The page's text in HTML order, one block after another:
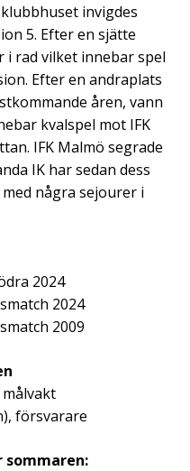
invigdes
5. Efter en sjätte
i rad vilket innebar spel
Efter en andraplats
åren, vann
kvalspel mot IFK
IFK Malmö segrade
IK har sedan dess
några sejourer i
2024
2024
2009
målvakt
försvarare
sommaren: